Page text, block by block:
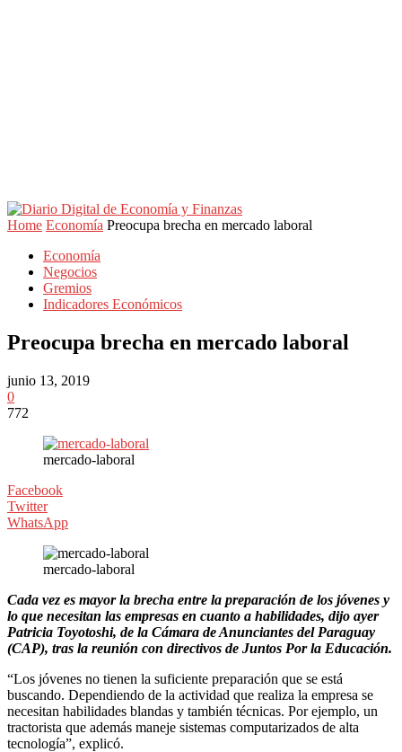
Home Economía Preocupa brecha en mercado laboral
Economía
Negocios
Gremios
Indicadores Económicos
Preocupa brecha en mercado laboral
junio 13, 2019
0
772
mercado-laboral
Facebook
Twitter
WhatsApp
mercado-laboral
Cada vez es mayor la brecha entre la preparación de los jóvenes y
lo que necesitan las empresas en cuanto a habilidades, dijo ayer
Patricia Toyotoshi, de la Cámara de Anunciantes del Paraguay
(CAP), tras la reunión con directivos de Juntos Por la Educación.
“Los jóvenes no tienen la suficiente preparación que se está
buscando. Dependiendo de la actividad que realiza la empresa se
necesitan habilidades blandas y también técnicas. Por ejemplo, un
tractorista que además maneje sistemas computarizados de alta
tecnología”, explicó.